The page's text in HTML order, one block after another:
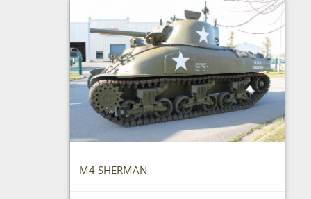
M4 SHERMAN